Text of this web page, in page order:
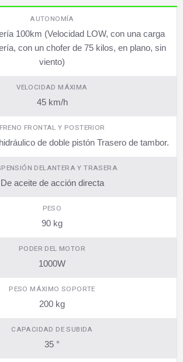
AUTONOMÍA
100km (Velocidad LOW, con una carga
con un chofer de 75 kilos, en plano, sin
viento)
VELOCIDAD MÁXIMA
45 km/h
FRENO FRONTAL Y POSTERIOR
de doble pistón Trasero de tambor.
DELANTERA Y TRASERA
De aceite de acción directa
PESO
90 kg
PODER DEL MOTOR
1000W
PESO MÁXIMO SOPORTE
200 kg
CAPACIDAD DE SUBIDA
35 °